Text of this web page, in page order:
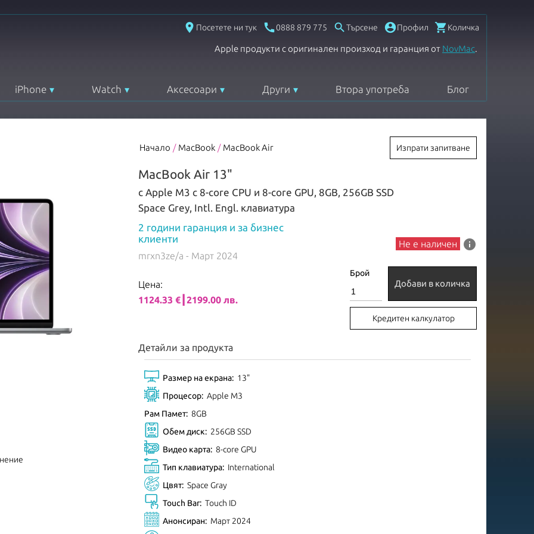
place Посетете ни тук 0888 879 775  Търсене Профил Количка
Apple продукти с оригинален произход и гаранция от NovMac.
iPhone Watch Аксесоари Други Втора употреба Блог
Начало / MacBook / MacBook Air Изпрати запитване
MacBook Air 13"
с Apple M3 с 8-core CPU и 8-core GPU, 8GB, 256GB SSD
Space Grey, Intl. Engl. клавиатура
2 години гаранция и за бизнес
клиенти
mrxn3ze/a - Март 2024
Цена:
1124.33 €┃2199.00 лв.
Не е наличен info
Брой
Добави в количка
Кредитен калкулатор
Детайли за продукта
Размер на екрана: 13"
Процесор: Apple M3
Рам Памет: 8GB
Обем диск: 256GB SSD
Видео карта: 8-core GPU
Тип клавиатура: International
Цвят: Space Gray
Touch Bar: Touch ID
Анонсиран: Март 2024